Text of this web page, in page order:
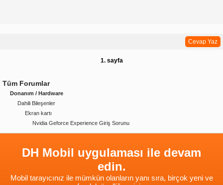
Cevap Yaz
1. sayfa
Tüm Forumlar
Donanım / Hardware
Dahili Bileşenler
Ekran kartı
Nvidia Geforce Experience Giriş Sorunu
DH Mobil uygulaması ile devam
edin.
Mobil tarayıcınız ile mümkün olanların yanı sıra, birçok yeni ve